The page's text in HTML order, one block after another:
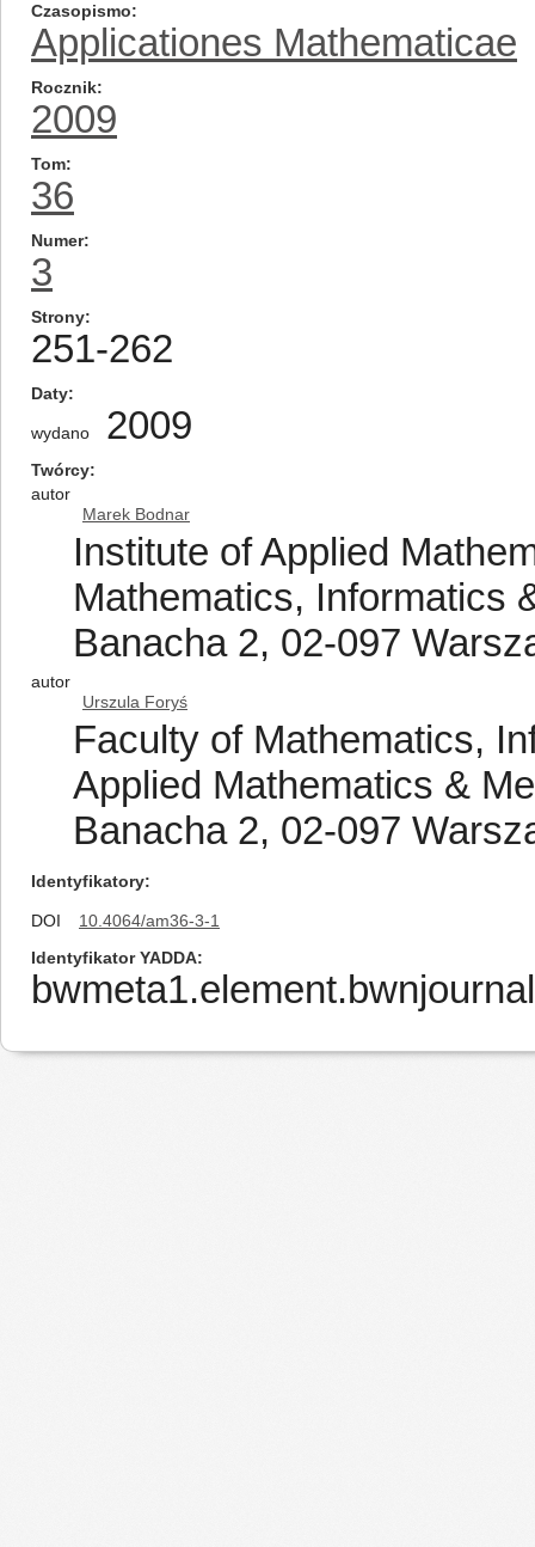
Czasopismo
Applicationes Mathematicae
Rocznik
2009
Tom
36
Numer
3
Strony
251-262
Daty
wydano 2009
Twórcy
autor
Marek Bodnar
Institute of Applied
Mathematics, Informatics
Banacha 2, 02-097
autor
Urszula Foryś
Faculty of Mathematics,
Applied Mathematics &
Banacha 2, 02-097
Identyfikatory
DOI
10.4064/am36-3-1
Identyfikator YADDA